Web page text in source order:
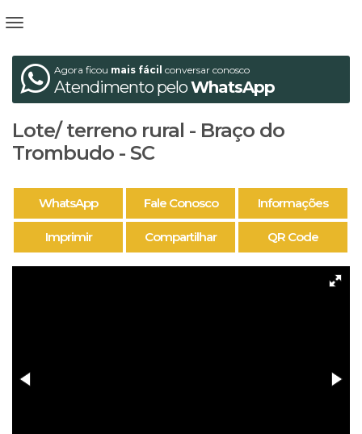
Agora ficou mais fácil conversar conosco
Atendimento peloWhatsApp
Lote/ terreno rural - Braço do
Trombudo - SC
WhatsApp Fale Conosco Informações
Imprimir Compartilhar QR Code